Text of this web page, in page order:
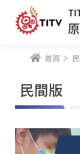
首頁
民間版